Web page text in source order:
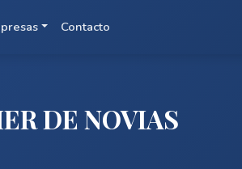
Contacto
DE NOVIAS